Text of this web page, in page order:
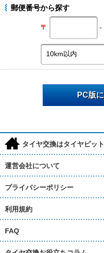
郵便番号から探す
〒 -
PC版
h タイヤ交換はタイヤピット
運営会社について
プライバシーポリシー
利用規約
FAQ